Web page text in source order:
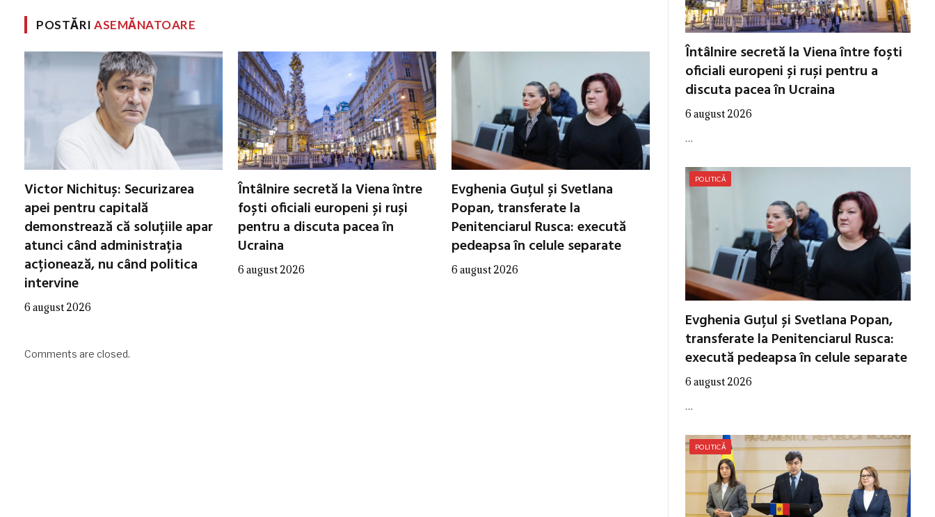
POSTĂRIASEMĂNATOARE
Victor Nichituș: Securizarea
apei pentru capitală
demonstrează că soluțiile apar
atunci când administrația
acționează, nu când politica
intervine
6 august 2026
Întâlnire secretă la Viena între
foști oficiali europeni și ruși
pentru a discuta pacea în
Ucraina
6 august 2026
Evghenia Guțul și Svetlana
Popan, transferate la
Penitenciarul Rusca: execută
pedeapsa în celule separate
6 august 2026
Comments are closed.
Întâlnire secretă la Viena între foști
oficiali europeni și ruși pentru a
discuta pacea în Ucraina
6 august 2026
…
POLITICĂ
Evghenia Guțul și Svetlana Popan,
transferate la Penitenciarul Rusca:
execută pedeapsa în celule separate
6 august 2026
…
POLITICĂ